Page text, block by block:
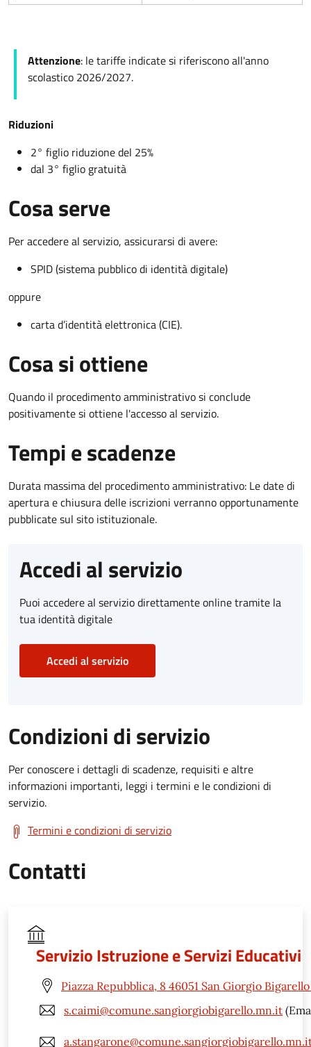
Attenzione: le tariffe indicate si riferiscono all'anno
scolastico 2026/2027.
Riduzioni
2° figlio riduzione del 25%
dal 3° figlio gratuità
Cosa serve
Per accedere al servizio, assicurarsi di avere:
SPID (sistema pubblico di identità digitale)
oppure
carta d’identità elettronica (CIE).
Cosa si ottiene
Quando il procedimento amministrativo si conclude
positivamente si ottiene l'accesso al servizio.
Tempi e scadenze
Durata massima del procedimento amministrativo: Le date di
apertura e chiusura delle iscrizioni verranno opportunamente
pubblicate sul sito istituzionale.
Accedi al servizio
Puoi accedere al servizio direttamente online tramite la
tua identità digitale
Accedi al servizio
Condizioni di servizio
Per conoscere i dettagli di scadenze, requisiti e altre
informazioni importanti, leggi i termini e le condizioni di
servizio.
Termini e condizioni di servizio
Contatti
Servizio Istruzione e Servizi Educativi
Piazza Repubblica, 8 46051 San Giorgio
s.caimi@comune.sangiorgiobigarello.mn.it